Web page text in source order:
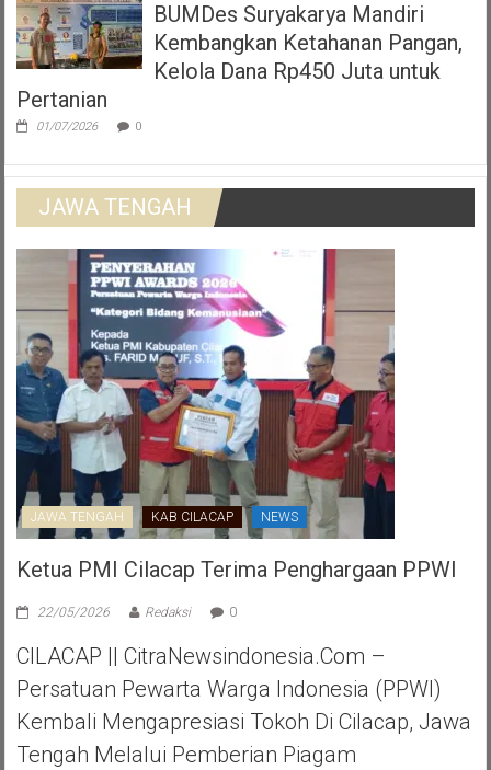
BUMDes Suryakarya Mandiri
Kembangkan Ketahanan Pangan,
Kelola Dana Rp450 Juta untuk
Pertanian
01/07/2026 0
JAWA TENGAH
JAWA TENGAH KAB CILACAP NEWS
Ketua PMI Cilacap Terima Penghargaan PPWI
22/05/2026 Redaksi 0
CILACAP || CitraNewsindonesia.com –
Persatuan Pewarta Warga Indonesia (PPWI)
Kembali Mengapresiasi Tokoh Di Cilacap, Jawa
Tengah Melalui Pemberian Piagam